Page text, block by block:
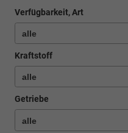
Verfügbarkeit, Art
Kraftstoff
Getriebe